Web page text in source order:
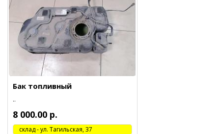
Бак топливный
..
8 000.00 р.
cклад - ул. Тагильская, 37